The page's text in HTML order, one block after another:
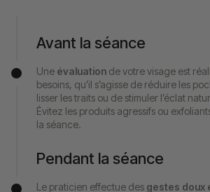
Avant la séance
Une évaluationde votre visage est
besoins, qu’il s’agisse de réduire les
lisser les traits ou de stimuler l’éclat
Évitez les produits agressifs ou
la séance.
Pendant la séance
Le praticien effectue des gestes doux